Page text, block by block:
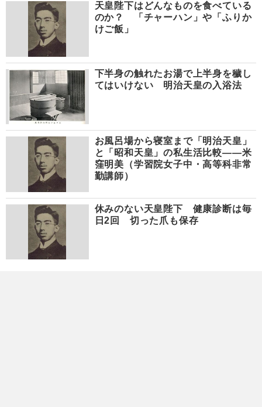
天皇陛下はどんなものを食べている
のか？ 「チャーハン」や「ふりか
けご飯」
下半身の触れたお湯で上半身を穢し
てはいけない 明治天皇の入浴法
お風呂場から寝室まで「明治天皇」
と「昭和天皇」の私生活比較――米
窪明美（学習院女子中・高等科非常
勤講師）
休みのない天皇陛下 健康診断は毎
日2回 切った爪も保存